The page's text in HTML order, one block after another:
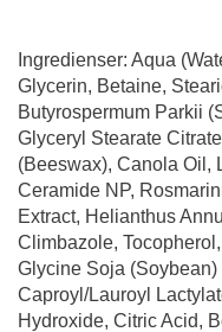
Ingredienser: Aqua
Glycerin, Betaine,
Butyrospermum Parkii
Glyceryl Stearate
(Beeswax), Canola Oil,
Ceramide NP,
Extract, Helianthus
Climbazole,
Glycine Soja
Caproyl/Lauroyl
Hydroxide, Citric Acid,